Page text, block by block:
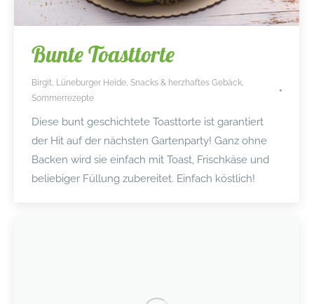
Bunte Toasttorte
Birgit Lüneburger Heide Snacks & herzhaftes Gebäck
Sommerrezepte
Diese bunt geschichtete Toasttorte ist garantiert
der Hit auf der nächsten Gartenparty! Ganz ohne
Backen wird sie einfach mit Toast, Frischkäse und
beliebiger Füllung zubereitet. Einfach köstlich!